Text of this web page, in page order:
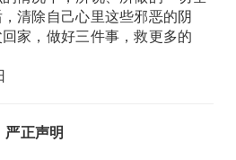
清除自己心里这些邪恶的阴
家，做好三件事，救更多的
严正声明